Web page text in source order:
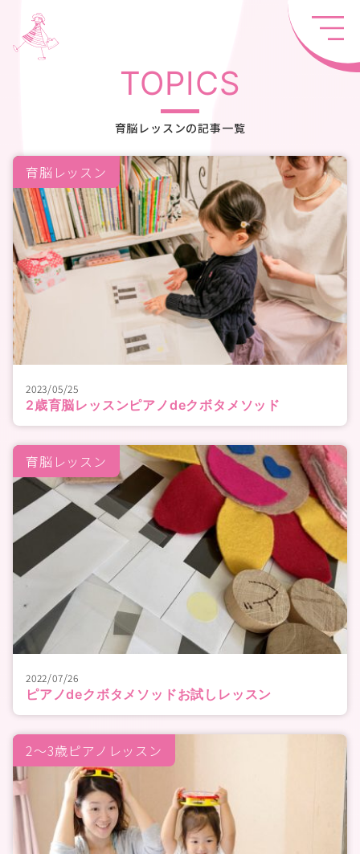
TOPICS
育脳レッスンの記事一覧
2023/05/25
2歳育脳レッスンピアノdeクボタメソッド
育脳レッスン
2022/07/26
ピアノdeクボタメソッドお試しレッスン
育脳レッスン
2〜3歳ピアノレッスン